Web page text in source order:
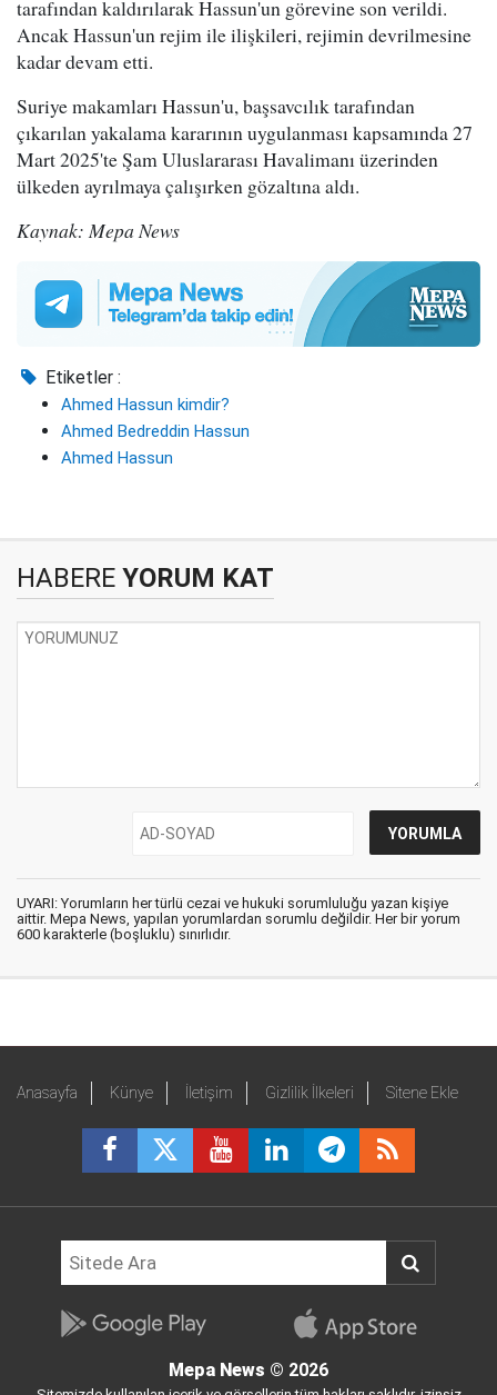
tarafından kaldırılarak Hassun'un görevine son verildi.
Ancak Hassun'un rejim ile ilişkileri, rejimin devrilmesine
kadar devam etti.
Suriye makamları Hassun'u, başsavcılık tarafından
çıkarılan yakalama kararının uygulanması kapsamında 27
Mart 2025'te Şam Uluslararası Havalimanı üzerinden
ülkeden ayrılmaya çalışırken gözaltına aldı.
Kaynak: Mepa News
Etiketler :
Ahmed Hassun kimdir?
Ahmed Bedreddin Hassun
Ahmed Hassun
HABERE YORUM KAT
UYARI: Yorumların her türlü cezai ve hukuki sorumluluğu yazan kişiye
aittir. Mepa News, yapılan yorumlardan sorumlu değildir. Her bir yorum
600 karakterle (boşluklu) sınırlıdır.
Anasayfa Künye İletişim Gizlilik İlkeleri Sitene Ekle
Mepa News © 2026